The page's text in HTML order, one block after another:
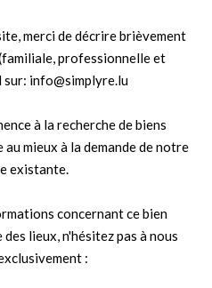
merci de décrire brièvement
professionnelle et
info@simplyre.lu
à la recherche de biens
mieux à la demande de notre
existante.
concernant ce bien
lieux, n'hésitez pas à nous
: